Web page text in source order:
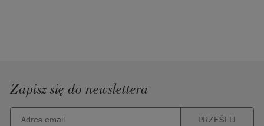
Zapisz się do newslettera
PRZEŚLIJ